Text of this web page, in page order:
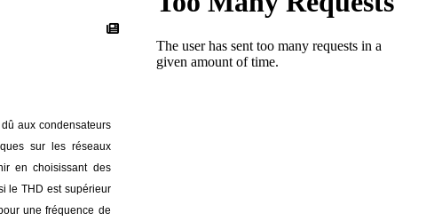
aux condensateurs
sur les réseaux
en choisissant des
le THD est supérieur
une fréquence de